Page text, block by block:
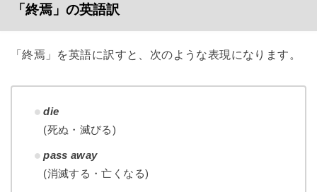
「終焉」の英語訳
「終焉」を英語に訳すと、次のような表現になります。
die
(死ぬ・滅びる)
pass away
(消滅する・亡くなる)